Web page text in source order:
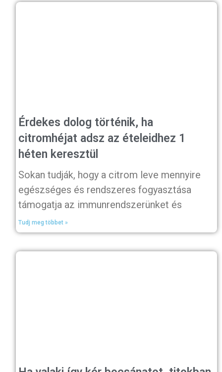
Érdekes dolog történik, ha
citromhéjat adsz az ételeidhez 1
héten keresztül
Sokan tudják, hogy a citrom leve mennyire
egészséges és rendszeres fogyasztása
támogatja az immunrendszerünket és
Tudj meg többet »